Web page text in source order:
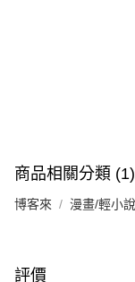
商品相關分類 (1)
博客來 漫畫/輕小說
評價